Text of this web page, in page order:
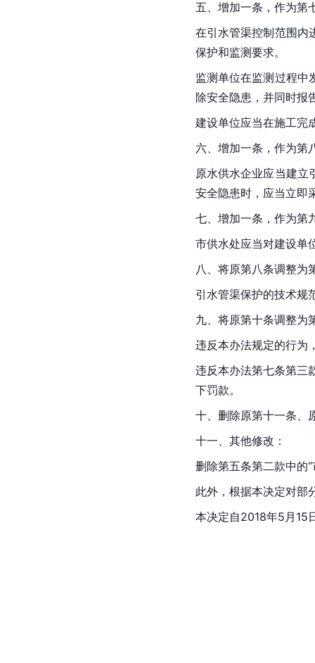
五、增加一条，作为第
在引水管渠控制范围内
保护和监测要求。
监测单位在监测过程中
除安全隐患，并同时报
建设单位应当在施工完
六、增加一条，作为第
原水供水企业应当建立
安全隐患时，应当立即
七、增加一条，作为第
市供水处应当对建设单
八、将原第八条调整为
引水管渠保护的技术规
九、将原第十条调整为
违反本办法规定的行为
违反本办法第七条第三
下罚款。
十、删除原第十一条、
十一、其他修改：
删除第五条第二款中的“
此外，根据本决定对部
本决定自2018年5月15